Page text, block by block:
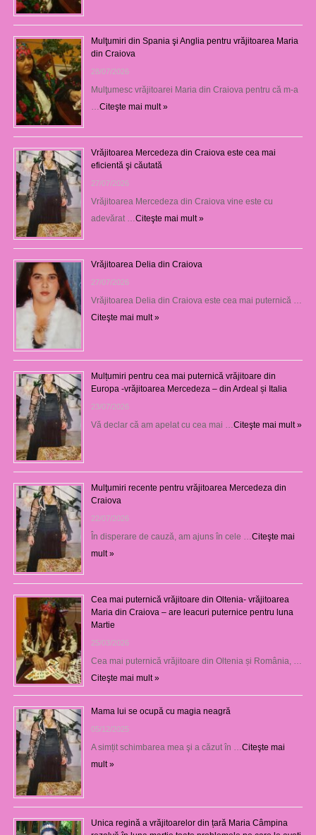
Mulţumiri din Spania şi Anglia pentru vrăjitoarea Maria
din Craiova
28/07/2026
Mulţumesc vrăjitoarei Maria din Craiova pentru că m-a
Citeşte mai mult »
Vrăjitoarea Mercedeza din Craiova este cea mai
eficientă şi căutată
27/07/2026
Vrăjitoarea Mercedeza din Craiova vine este cu
adevărat … Citeşte mai mult »
Vrăjitoarea Delia din Craiova
27/07/2026
Vrăjitoarea Delia din Craiova este cea mai puternică …
Citeşte mai mult »
Mulțumiri pentru cea mai puternică vrăjitoare din
Europa -vrăjitoarea Mercedeza – din Ardeal și Italia
23/07/2026
Vă declar că am apelat cu cea mai … Citeşte mai mult »
Mulţumiri recente pentru vrăjitoarea Mercedeza din
Craiova
22/07/2026
În disperare de cauză, am ajuns în cele … Citeşte mai
mult »
Cea mai puternică vrăjitoare din Oltenia- vrăjitoarea
Maria din Craiova – are leacuri puternice pentru luna
Martie
25/03/2026
Cea mai puternică vrăjitoare din Oltenia și România, …
Citeşte mai mult »
Mama lui se ocupă cu magia neagră
05/12/2025
A simțit schimbarea mea şi a căzut în … Citeşte mai
mult »
Unica regină a vrăjitoarelor din țară Maria Câmpina